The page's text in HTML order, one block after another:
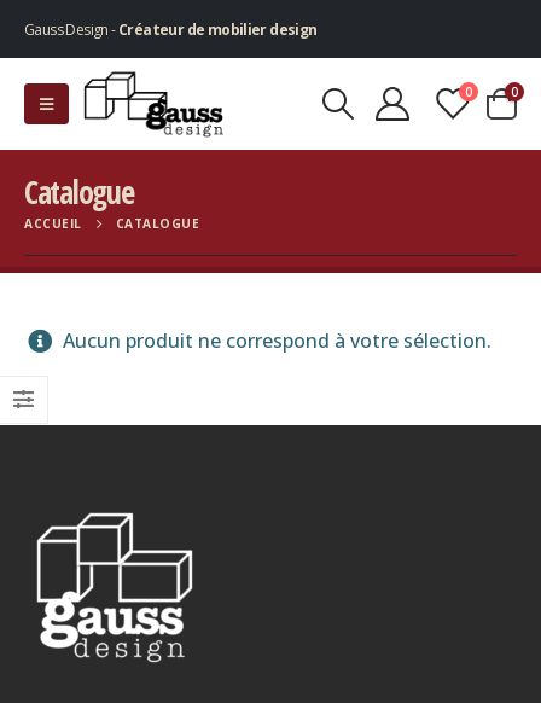
Gauss Design -Créateur de mobilier design
0 0
Catalogue
ACCUEIL CATALOGUE
Aucun produit ne correspond à votre sélection.